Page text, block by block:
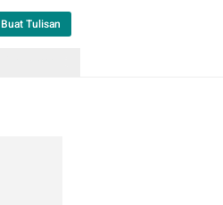
Buat Tulisan